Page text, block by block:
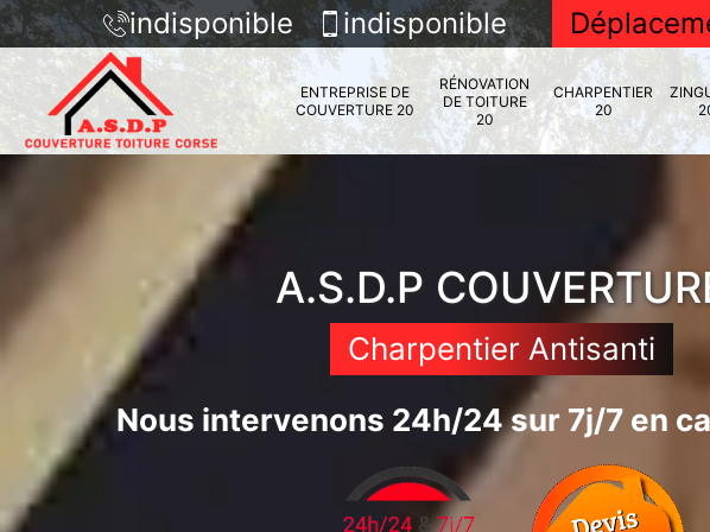
indisponible indisponible
ENTREPRISE DE
COUVERTURE 20
RÉNOVATION
DE TOITURE
20
CHARPENTIER
20
A.S.D.P
Charpentier Antisanti
Nous intervenons 24h/24 sur 7j/7 en